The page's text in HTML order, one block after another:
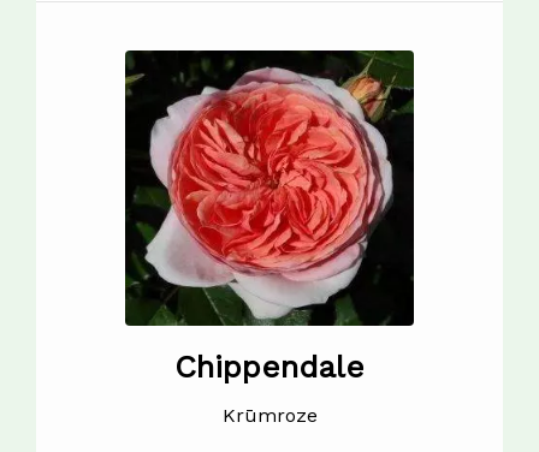
Chippendale
Krūmroze